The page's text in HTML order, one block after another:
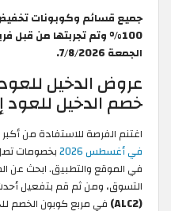
جميع قسائم وكوبونات
100% وتم تجربتها من
الجمعة 7/8/2026.
خصم الدخيل للعود
اغتنم الفرصة للاستفادة من أكبر
في أغسطس 2026
في الموقع والتطبيق. ابحث عن
التسوق، ومن ثم قم بتفعيل
(ALC2)
في مربع كوبون الخصم